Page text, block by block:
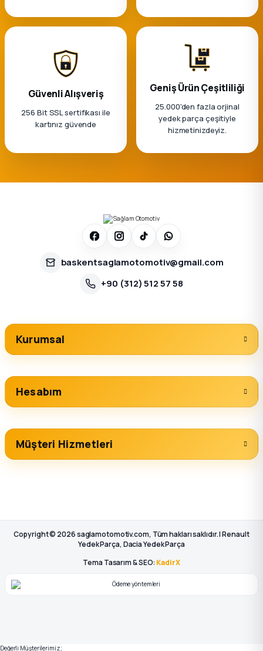
Güvenli Alışveriş
256 Bit SSL sertifikası ile
kartınız güvende
Geniş Ürün Çeşitliliği
25.000'den fazla orjinal
yedek parça çeşitiyle
hizmetinizdeyiz.
baskentsaglamotomotiv@gmail.com
+90 (312) 512 57 58
Kurumsal
Hesabım
Müşteri Hizmetleri
Copyright © 2026 saglamotomotiv.com, Tüm hakları saklıdır. | Renault
Yedek Parça, Dacia Yedek Parça
Tema Tasarım & SEO: KadirX
Değerli Müşterilerimiz;